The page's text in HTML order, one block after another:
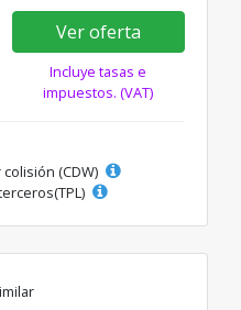
Ver oferta
Incluye tasas e
impuestos. (VAT)
(CDW)